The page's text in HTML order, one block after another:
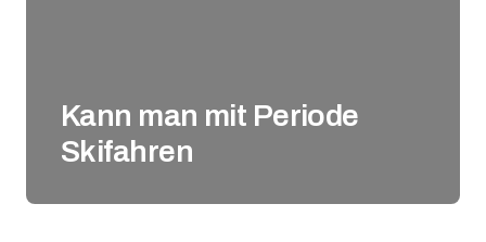
Kann man mit Periode
Skifahren